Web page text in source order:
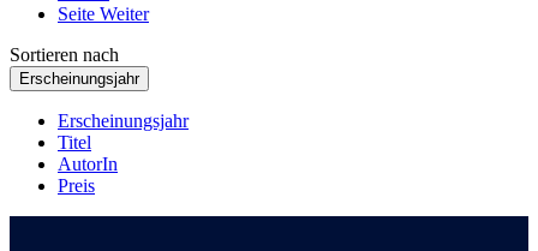
Seite Weiter
Sortieren nach
Erscheinungsjahr
Erscheinungsjahr
Titel
AutorIn
Preis